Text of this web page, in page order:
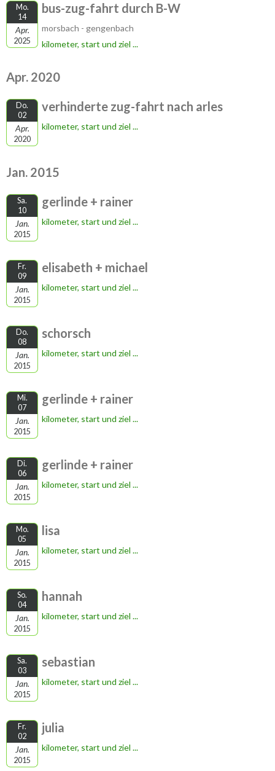
Mo.
14
Apr.
2025
bus-zug-fahrt durch B-W
morsbach - gengenbach
kilometer, start und ziel ...
Apr. 2020
Do.
02
Apr.
2020
verhinderte zug-fahrt nach arles
kilometer, start und ziel ...
Jan. 2015
Sa.
10
Jan.
2015
gerlinde + rainer
kilometer, start und ziel ...
Fr.
09
Jan.
2015
elisabeth + michael
kilometer, start und ziel ...
Do.
08
Jan.
2015
schorsch
kilometer, start und ziel ...
Mi.
07
Jan.
2015
gerlinde + rainer
kilometer, start und ziel ...
Di.
06
Jan.
2015
gerlinde + rainer
kilometer, start und ziel ...
Mo.
05
Jan.
2015
lisa
kilometer, start und ziel ...
So.
04
Jan.
2015
hannah
kilometer, start und ziel ...
Sa.
03
Jan.
2015
sebastian
kilometer, start und ziel ...
Fr.
02
Jan.
2015
julia
kilometer, start und ziel ...